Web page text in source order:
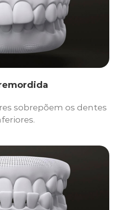
sobrepõem os dentes